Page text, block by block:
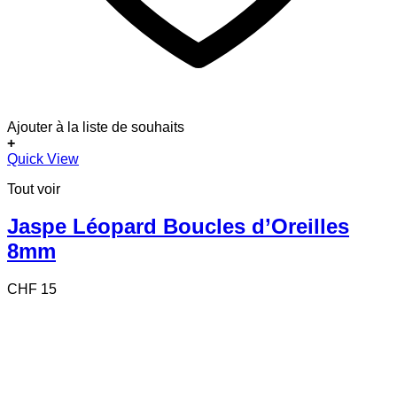
Ajouter à la liste de souhaits
+
Quick View
Tout voir
Jaspe Léopard Boucles d’Oreilles
8mm
CHF 15